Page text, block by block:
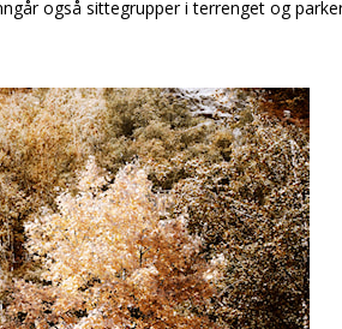
også sittegrupper i terrenget og